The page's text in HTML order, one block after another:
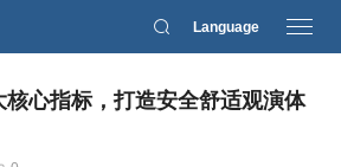
Language
心指标，打造安全舒适观演体